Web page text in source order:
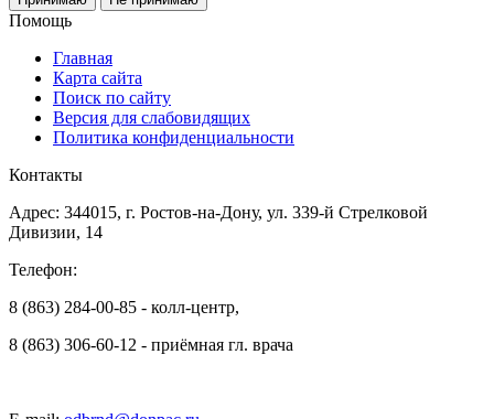
Помощь
Главная
Карта сайта
Поиск по сайту
Версия для слабовидящих
Политика конфиденциальности
Контакты
Адрес: 344015, г. Ростов-на-Дону, ул. 339-й Стрелковой
Дивизии, 14
Телефон:
8 (863) 284-00-85 - колл-центр,
8 (863) 306-60-12 - приёмная гл. врача